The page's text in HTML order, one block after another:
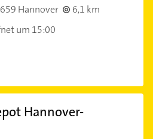
Hannover
6,1 km
um 15:00
Hannover-